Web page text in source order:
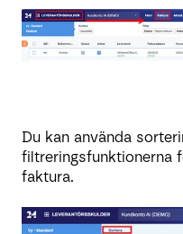
Du kan använda
filtreringsfunktionerna
faktura.